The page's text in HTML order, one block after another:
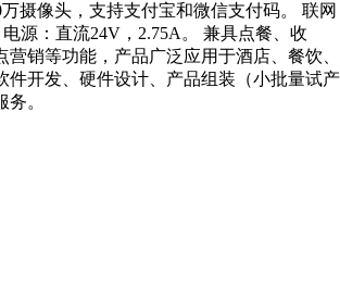
摄像头，支持支付宝和微信支付码。 联网
源：直流24V，2.75A。 兼具点餐、收
营销等功能，产品广泛应用于酒店、餐饮、
件开发、硬件设计、产品组装（小批量试产
。